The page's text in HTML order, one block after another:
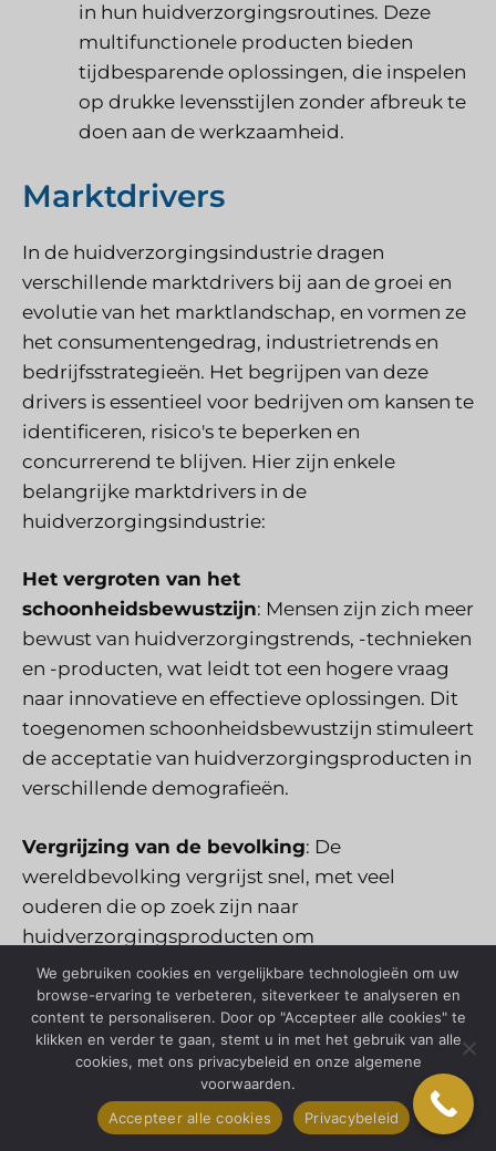
in hun huidverzorgingsroutines. Deze
multifunctionele producten bieden
tijdbesparende oplossingen, die inspelen
op drukke levensstijlen zonder afbreuk te
doen aan de werkzaamheid.
Marktdrivers
In de huidverzorgingsindustrie dragen
verschillende marktdrivers bij aan de groei en
evolutie van het marktlandschap, en vormen ze
het consumentengedrag, industrietrends en
bedrijfsstrategieën. Het begrijpen van deze
drivers is essentieel voor bedrijven om kansen te
identificeren, risico's te beperken en
concurrerend te blijven. Hier zijn enkele
belangrijke marktdrivers in de
huidverzorgingsindustrie:
Het vergroten van het
schoonheidsbewustzijn: Mensen zijn zich meer
bewust van huidverzorgingstrends, -technieken
en -producten, wat leidt tot een hogere vraag
naar innovatieve en effectieve oplossingen. Dit
toegenomen schoonheidsbewustzijn stimuleert
de acceptatie van huidverzorgingsproducten in
verschillende demografieën.
Vergrijzing van de bevolking: De
wereldbevolking vergrijst snel, met veel
ouderen die op zoek zijn naar
huidverzorgingsproducten om
leeftijdsgerelateerde problemen zoals rimpels,
slappe huid en ouderdomsvlekken aan te
pakken. De vergrijzende bevolking
vertegenwoordigt een lucratieve markt voor
anti-aging huidverzorgingsproducten en -
behandelingen, wat innovatie en investeringen
We gebruiken cookies en vergelijkbare technologieën om uw
browse-ervaring te verbeteren, siteverkeer te analyseren en
content te personaliseren. Door op "Accepteer alle cookies" te
klikken en verder te gaan, stemt u in met het gebruik van alle
cookies, met ons privacybeleid en onze algemene
voorwaarden.
Accepteer alle cookies
Privacybeleid